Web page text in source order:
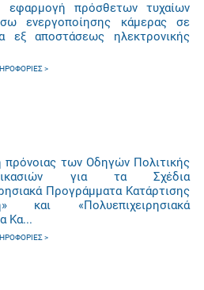
εφαρμογή πρόσθετων τυχαίων
ενεργοποίησης κάμερας σε
εξ αποστάσεως ηλεκτρονικής
των Οδηγών Πολιτικής
για τα Σχέδια
Προγράμματα Κατάρτισης
και «Πολυεπιχειρησιακά
Κα...